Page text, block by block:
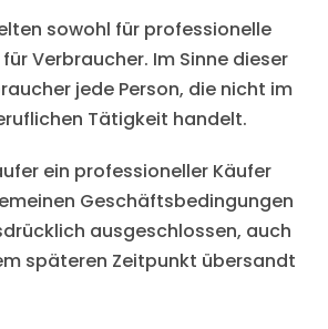
sowohl für professionelle
Verbraucher. Im Sinne dieser
jede Person, die nicht im
Tätigkeit handelt.
ein professioneller Käufer
Geschäftsbedingungen
ausgeschlossen, auch
späteren Zeitpunkt übersandt